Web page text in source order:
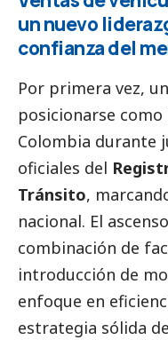
un nuevo
confianza del
Por primera vez,
posicionarse como
Colombia durante
oficiales del
Tránsito,
nacional. El
combinación de
introducción de
enfoque en
estrategia sólida